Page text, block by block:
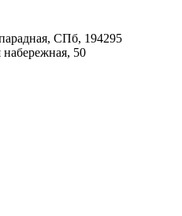
СПб, 194295
набережная, 50